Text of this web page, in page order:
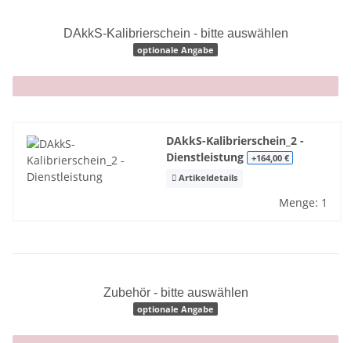
DAkkS-Kalibrierschein - bitte auswählen
optionale Angabe
x
DAkkS-Kalibrierschein_2 -
Dienstleistung +164,00 €
Artikeldetails
Menge: 1
Zubehör - bitte auswählen
optionale Angabe